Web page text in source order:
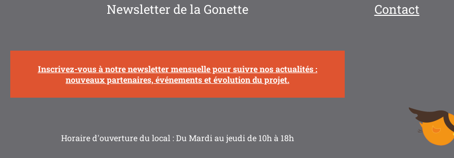
Newsletter de la Gonette
Inscrivez-vous à notre newsletter mensuelle pour suivre nos actualités :
nouveaux partenaires, événements et évolution du projet.
Horaire d'ouverture du local : Du Mardi au jeudi de 10h à 18h
Contact